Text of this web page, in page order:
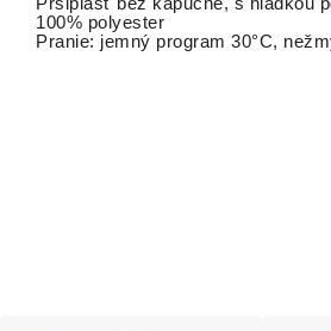
100% polyester
Pranie: jemný program 30°C,